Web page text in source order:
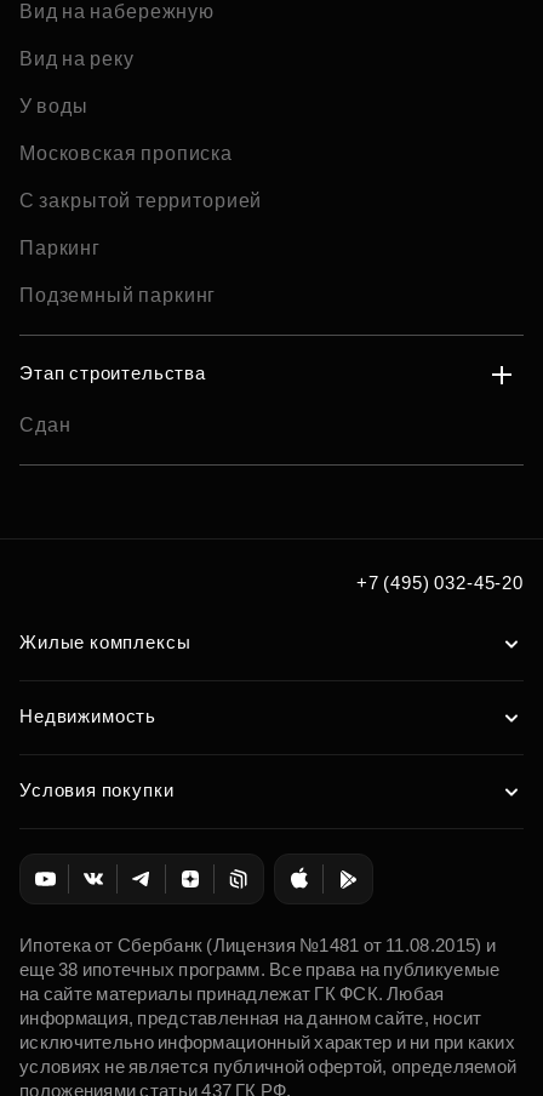
Вид на набережную
Вид на реку
У воды
Московская прописка
С закрытой территорией
Паркинг
Подземный паркинг
Этап строительства
Сдан
+7 (495) 032-45-20
Жилые комплексы
Недвижимость
Условия покупки
Ипотека от Сбербанк (Лицензия №1481 от 11.08.2015) и
еще 38 ипотечных программ. Все права на публикуемые
на сайте материалы принадлежат ГК ФСК. Любая
информация, представленная на данном сайте, носит
исключительно информационный характер и ни при каких
условиях не является публичной офертой, определяемой
положениями статьи 437 ГК РФ.